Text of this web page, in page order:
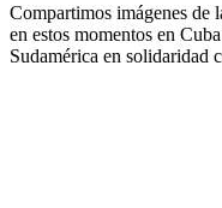
Compartimos imágenes de
en estos momentos en
Sudamérica en solidaridad